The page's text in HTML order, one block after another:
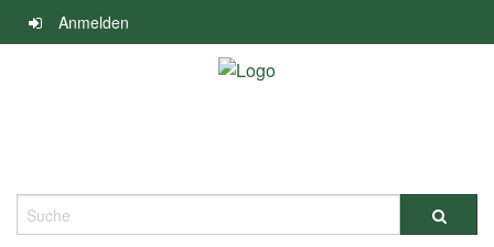
Navigation
überspringen
Anmelden
Suche